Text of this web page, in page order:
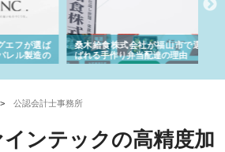
が選ば
ル製造の
桑木給食株式会社が福山市で選
ばれる手作り弁当配達の理由
公認会計士事務所
ンテックの高精度加